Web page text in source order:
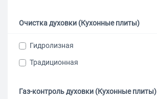
Очистка духовки (Кухонные плиты)
Гидролизная
Традиционная
Газ-контроль духовки (Кухонные плиты)